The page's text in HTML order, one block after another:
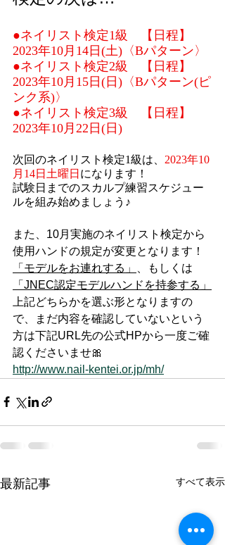
●ネイリスト検定1級　【日程】
2023年10月14日(土)〈Bパターン〉
●ネイリスト検定2級　【日程】
2023年10月15日(日)〈Bパターン(ピ
ンク系)〉
●ネイリスト検定3級　【日程】
2023年10月22日(日)
次回のネイリスト検定1級は、 2023年10
月14日土曜日 になります！
試験日までのスカルプ練習スケジュー
ルを組み始めましょう♪
また、10月実施のネイリスト検定から
使用ハンドの規定が変更となります！
「モデルをお連れする」
、もしくは
「JNEC認定モデルハンドを持参する」
上記どちらかを選ぶ形となりますの
で、まだ内容を確認していないという
方は下記URL先の公式HPから一度ご確
認くださいませ🎀
http://www.nail-kentei.or.jp/mh/
最新記事 すべて表示